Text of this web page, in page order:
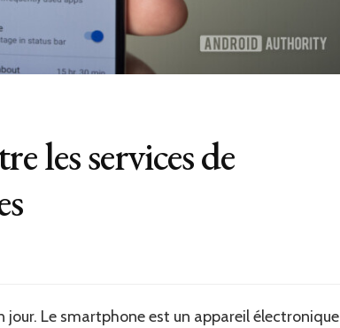
les services de
Le smartphone est un appareil électronique